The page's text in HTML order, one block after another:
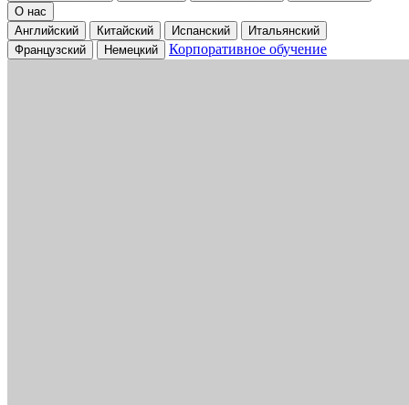
О нас
Английский
Китайский Испанский
Итальянский
Французский
Немецкий Корпоративное обучение